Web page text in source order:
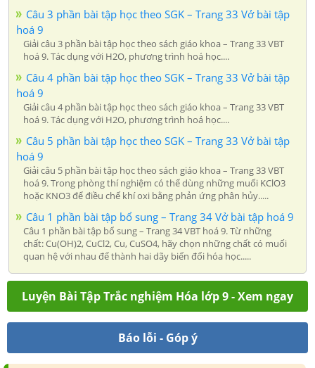
Câu 3 phần bài tập học theo SGK – Trang 33 Vở bài tập
hoá 9
Giải câu 3 phần bài tập học theo sách giáo khoa – Trang 33 VBT
hoá 9. Tác dụng với H2O, phương trình hoá học....
Câu 4 phần bài tập học theo SGK – Trang 33 Vở bài tập
hoá 9
Giải câu 4 phần bài tập học theo sách giáo khoa – Trang 33 VBT
hoá 9. Tác dụng với H2O, phương trình hoá học....
Câu 5 phần bài tập học theo SGK – Trang 33 Vở bài tập
hoá 9
Giải câu 5 phần bài tập học theo sách giáo khoa – Trang 33 VBT
hoá 9. Trong phòng thí nghiệm có thể dùng những muối KClO3
hoặc KNO3 để điều chế khí oxi bằng phản ứng phân hủy.....
Câu 1 phần bài tập bổ sung – Trang 34 Vở bài tập hoá 9
Câu 1 phần bài tập bổ sung – Trang 34 VBT hoá 9. Từ những
chất: Cu(OH)2, CuCl2, Cu, CuSO4, hãy chọn những chất có muối
quan hệ với nhau để thành hai dãy biến đổi hóa học.....
Luyện Bài Tập Trắc nghiệm Hóa lớp 9 - Xem ngay
Báo lỗi - Góp ý